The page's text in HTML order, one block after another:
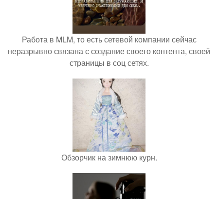
Работа в MLM, то есть сетевой компании сейчас
неразрывно связана с создание своего контента, своей
страницы в соц сетях.
Обзорчик на зимнюю курн.